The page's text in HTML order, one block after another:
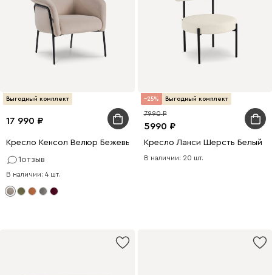
Выгодный комплект
17 990
Кресло Кенсол Велюр Бежевый
1отзыв
В наличии: 4 шт.
25 Выгодный комплект
5990
7990
Кресло Ланси Шерсть Белый
В наличии: 20 шт.